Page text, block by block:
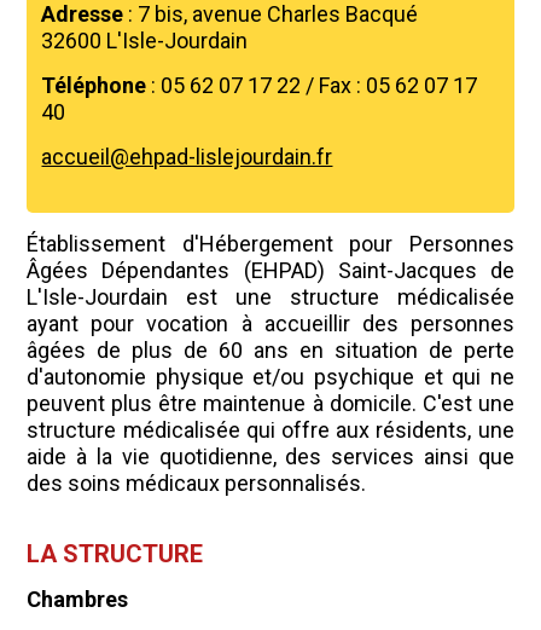
Adresse : 7 bis, avenue Charles Bacqué
32600 L'Isle-Jourdain
Téléphone : 05 62 07 17 22 / Fax : 05 62 07 17
40
accueil@ehpad-lislejourdain.fr
Établissement d'Hébergement pour Personnes
Âgées Dépendantes (EHPAD) Saint-Jacques de
L'Isle-Jourdain est une structure médicalisée
ayant pour vocation à accueillir des personnes
âgées de plus de 60 ans en situation de perte
d'autonomie physique et/ou psychique et qui ne
peuvent plus être maintenue à domicile. C'est une
structure médicalisée qui offre aux résidents, une
aide à la vie quotidienne, des services ainsi que
des soins médicaux personnalisés.
LA STRUCTURE
Chambres